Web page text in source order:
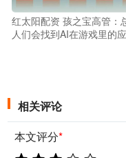
红太阳配资 孩之宝高管：
人们会找到AI在游戏里的
相关评论
本文评分*